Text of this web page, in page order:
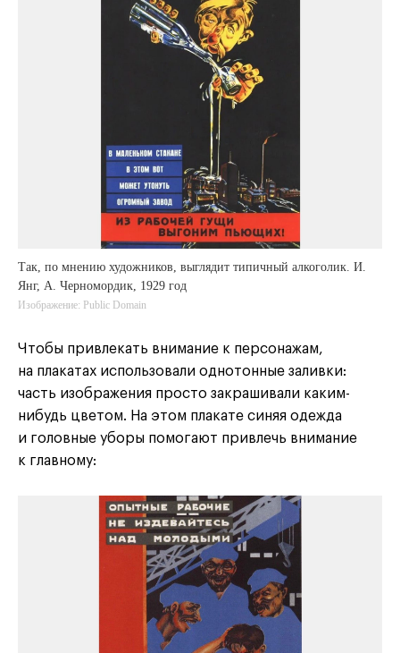
Так, по мнению художников, выглядит типичный алкоголик. И.
Янг, А. Черномордик, 1929 год
Изображение: Public Domain
Чтобы привлекать внимание к персонажам,
на плакатах использовали однотонные заливки:
часть изображения просто закрашивали каким-
нибудь цветом. На этом плакате синяя одежда
и головные уборы помогают привлечь внимание
к главному: